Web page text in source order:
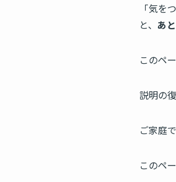
「気を
と、 あ
このペ
説明の
ご家庭
このペ